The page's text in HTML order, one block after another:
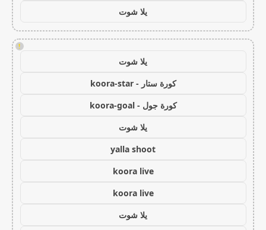
يلا شوت
!
يلا شوت
كورة ستار - koora-star
كورة جول - koora-goal
يلا شوت
yalla shoot
koora live
koora live
يلا شوت